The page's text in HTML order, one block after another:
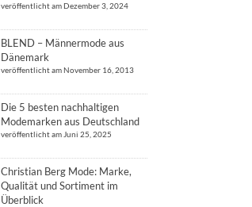
veröffentlicht am Dezember 3, 2024
BLEND – Männermode aus
Dänemark
veröffentlicht am November 16, 2013
Die 5 besten nachhaltigen
Modemarken aus Deutschland
veröffentlicht am Juni 25, 2025
Christian Berg Mode: Marke,
Qualität und Sortiment im
Überblick